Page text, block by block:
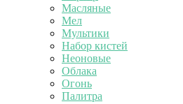
Масляные
Мел
Мультики
Набор кистей
Неоновые
Облака
Огонь
Палитра